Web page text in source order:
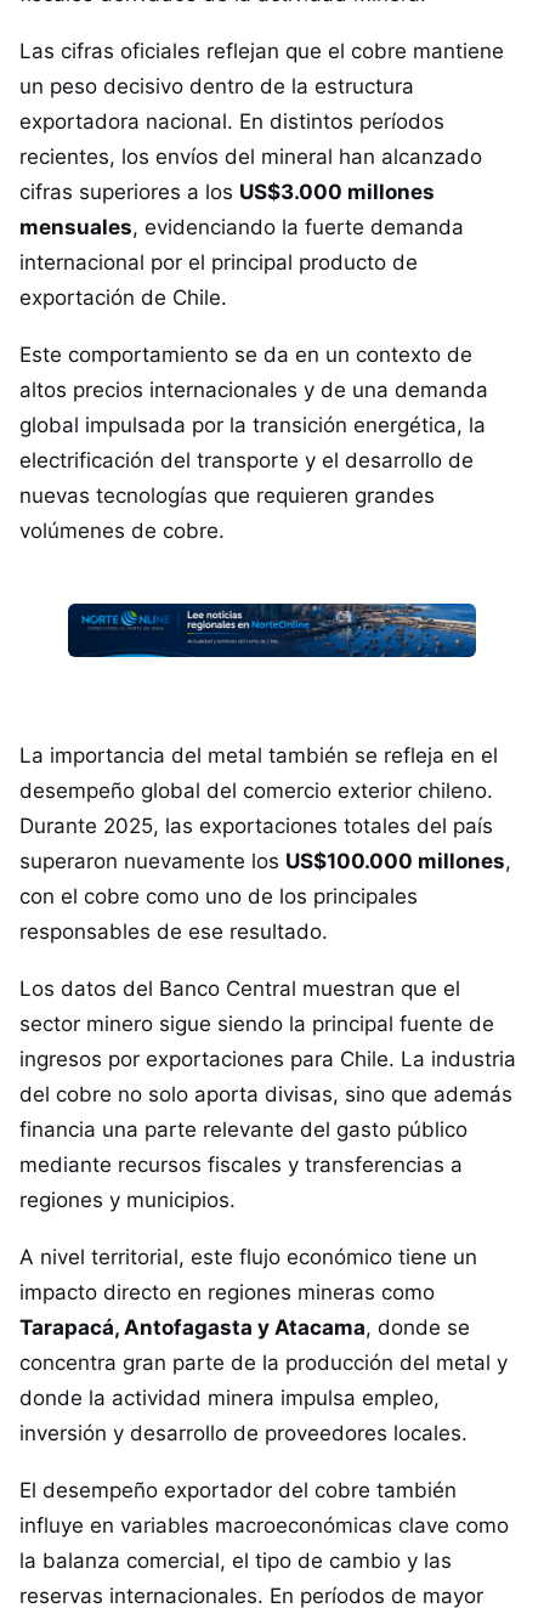
Las cifras oficiales reflejan que el cobre mantiene
un peso decisivo dentro de la estructura
exportadora nacional. En distintos períodos
recientes, los envíos del mineral han alcanzado
cifras superiores a los US$3.000 millones
mensuales, evidenciando la fuerte demanda
internacional por el principal producto de
exportación de Chile.
Este comportamiento se da en un contexto de
altos precios internacionales y de una demanda
global impulsada por la transición energética, la
electrificación del transporte y el desarrollo de
nuevas tecnologías que requieren grandes
volúmenes de cobre.
La importancia del metal también se refleja en el
desempeño global del comercio exterior chileno.
Durante 2025, las exportaciones totales del país
superaron nuevamente los US$100.000 millones,
con el cobre como uno de los principales
responsables de ese resultado.
Los datos del Banco Central muestran que el
sector minero sigue siendo la principal fuente de
ingresos por exportaciones para Chile. La industria
del cobre no solo aporta divisas, sino que además
financia una parte relevante del gasto público
mediante recursos fiscales y transferencias a
regiones y municipios.
A nivel territorial, este flujo económico tiene un
impacto directo en regiones mineras como
Tarapacá, Antofagasta y Atacama, donde se
concentra gran parte de la producción del metal y
donde la actividad minera impulsa empleo,
inversión y desarrollo de proveedores locales.
El desempeño exportador del cobre también
influye en variables macroeconómicas clave como
la balanza comercial, el tipo de cambio y las
reservas internacionales. En períodos de mayor